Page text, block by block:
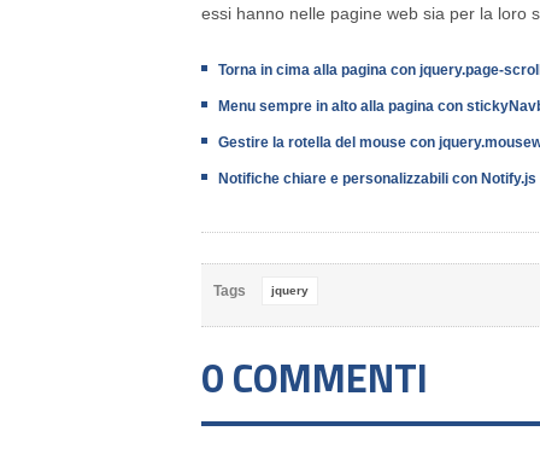
essi hanno nelle pagine web sia per la loro
Torna in cima alla pagina con jquery.page-
Menu sempre in alto alla pagina con
Gestire la rotella del mouse con
Notifiche chiare e personalizzabili con Notify.js
Tags jquery
0 COMMENTI